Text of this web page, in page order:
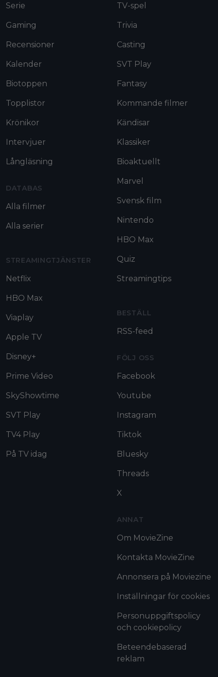
Serie
Gaming
Recensioner
Kalender
Biotoppen
Topplistor
Krönikor
Intervjuer
Långläsning
DATABAS
Alla filmer
Alla serier
STREAMINGTJÄNSTER
Netflix
HBO Max
Viaplay
Apple TV
Disney+
Prime Video
SkyShowtime
SVT Play
TV4 Play
På TV idag
TV-spel
Trivia
Casting
SVT Play
Fantasy
Kommande filmer
Kändisar
Klassiker
Bioaktuellt
Marvel
Svensk film
Nintendo
HBO Max
Quiz
Streamingtips
BESTÄLL
RSS-feed
FÖLJ OSS
Facebook
Youtube
Instagram
Tiktok
Bluesky
Threads
X
ANNAT
Om MovieZine
Kontakta MovieZine
Annonsera på Moviezine
Inställningar för cookies
Personuppgiftspolicy
och cookiepolicy
Beteendebaserad
reklam